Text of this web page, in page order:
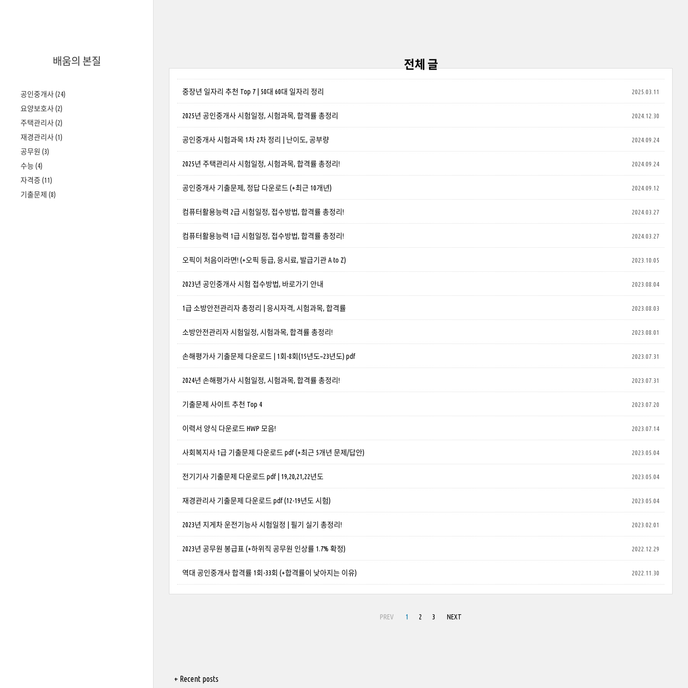
배움의 본질
공인중개사(24)
요양보호사(2)
주택관리사(2)
재경관리사(1)
공무원 (3)
수능 (4)
자격증 (11)
기출문제 (8)
전체 글
중장년 일자리 추천 Top 7 | 50대 60대 일자리 정리 2025.03.11
2025년 공인중개사 시험일정, 시험과목, 합격률 총정리 2024.12.30
공인중개사 시험과목 1차 2차 정리 | 난이도, 공부량 2024.09.24
2025년 주택관리사 시험일정, 시험과목, 합격률 총정리! 2024.09.24
공인중개사 기출문제, 정답 다운로드 (+최근 10개년) 2024.09.12
컴퓨터활용능력 2급 시험일정, 접수방법, 합격률 총정리! 2024.03.27
컴퓨터활용능력 1급 시험일정, 접수방법, 합격률 총정리! 2024.03.27
오픽이 처음이라면! (+오픽 등급, 응시료, 발급기관 A to Z) 2023.10.05
2023년 공인중개사 시험 접수방법, 바로가기 안내 2023.08.04
1급 소방안전관리자 총정리 | 응시자격, 시험과목, 합격률 2023.08.03
소방안전관리자 시험일정, 시험과목, 합격률 총정리! 2023.08.01
손해평가사 기출문제 다운로드 | 1회-8회(15년도~23년도) pdf 2023.07.31
2024년 손해평가사 시험일정, 시험과목, 합격률 총정리! 2023.07.31
기출문제 사이트 추천 Top 4 2023.07.20
이력서 양식 다운로드 HWP 모음! 2023.07.14
사회복지사 1급 기출문제 다운로드 pdf (+최근 5개년 문제/답안) 2023.05.04
전기기사 기출문제 다운로드 pdf | 19,20,21,22년도 2023.05.04
재경관리사 기출문제 다운로드 pdf (12-19년도 시험) 2023.05.04
2023년 지게차 운전기능사 시험일정 | 필기 실기 총정리! 2023.02.01
2023년 공무원 봉급표 (+하위직 공무원 인상률 1.7% 확정) 2022.12.29
역대 공인중개사 합격률 1회-33회 (+합격률이 낮아지는 이유) 2022.11.30
PREV 1 2 3 NEXT
+ Recent posts